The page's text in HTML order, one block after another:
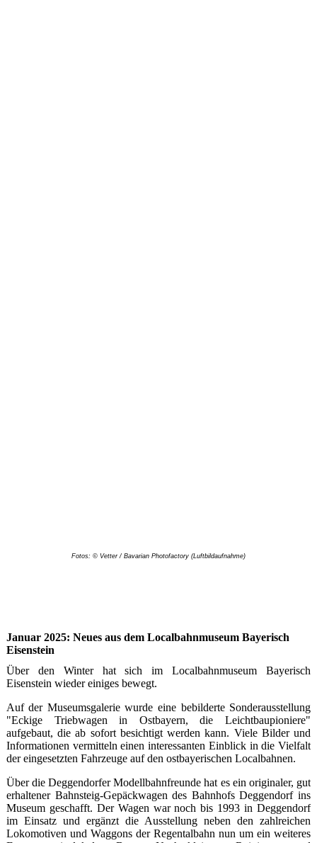
Fotos: © Vetter / Bavarian Photofactory (Luftbildaufnahme)
Januar 2025: Neues aus dem Localbahnmuseum Bayerisch
Eisenstein
Über den Winter hat sich im Localbahnmuseum Bayerisch
Eisenstein wieder einiges bewegt.
Auf der Museumsgalerie wurde eine bebilderte Sonderausstellung
"Eckige Triebwagen in Ostbayern, die Leichtbaupioniere"
aufgebaut, die ab sofort besichtigt werden kann. Viele Bilder und
Informationen vermitteln einen interessanten Einblick in die Vielfalt
der eingesetzten Fahrzeuge auf den ostbayerischen Localbahnen.
Über die Deggendorfer Modellbahnfreunde hat es ein originaler, gut
erhaltener Bahnsteig-Gepäckwagen des Bahnhofs Deggendorf ins
Museum geschafft. Der Wagen war noch bis 1993 in Deggendorf
im Einsatz und ergänzt die Ausstellung neben den zahlreichen
Lokomotiven und Waggons der Regentalbahn nun um ein weiteres